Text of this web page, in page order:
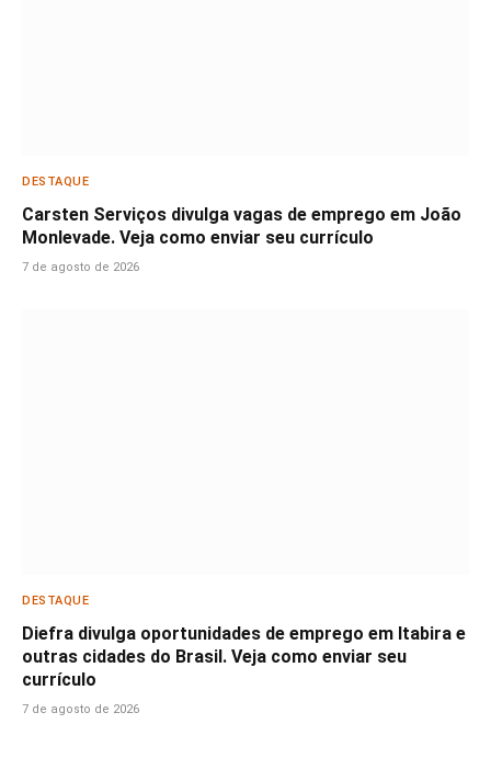
DESTAQUE
Carsten Serviços divulga vagas de emprego em João
Monlevade. Veja como enviar seu currículo
7 de agosto de 2026
DESTAQUE
Diefra divulga oportunidades de emprego em Itabira e
outras cidades do Brasil. Veja como enviar seu
currículo
7 de agosto de 2026